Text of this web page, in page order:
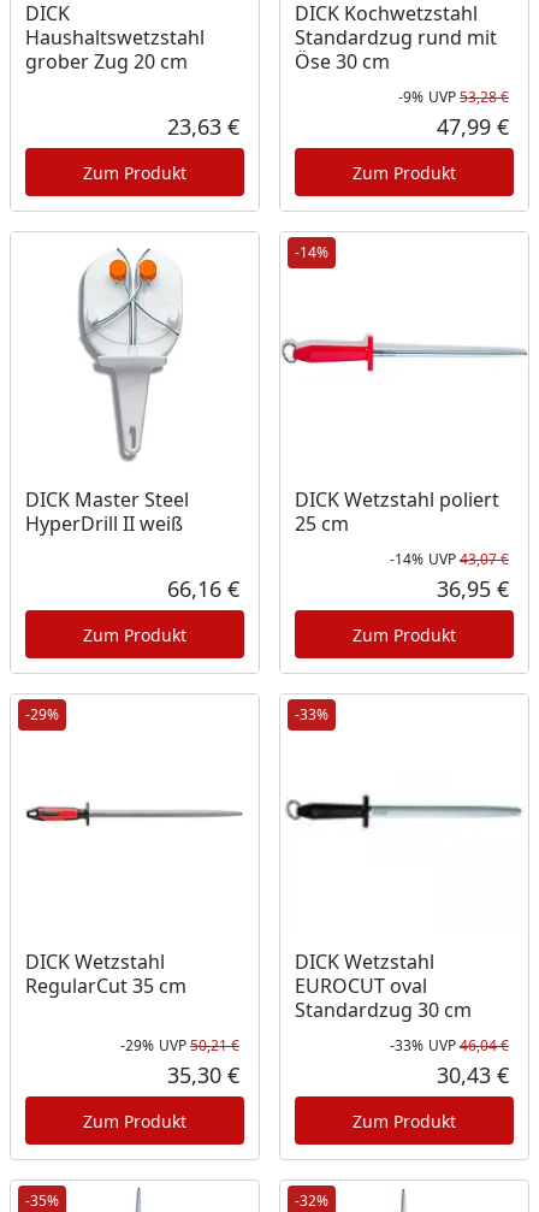
DICK
Haushaltswetzstahl
grober Zug 20 cm
Aktueller Preis
23,63 €
Zum Produkt
DICK Kochwetzstahl
Standardzug rund mit
Öse 30 cm
-9% UVP53,28 €
47,99 €
Zum Produkt
DICK Master Steel
HyperDrill II weiß
Aktueller Preis
66,16 €
Zum Produkt
-14%
DICK Wetzstahl poliert
25 cm
-14% UVP43,07 €
36,95 €
Zum Produkt
-29%
DICK Wetzstahl
RegularCut 35 cm
Rabatt in Prozent
-29%
Ursprünglicher Preis
UVP50,21 €
Aktueller Preis
35,30 €
Zum Produkt
-33%
DICK Wetzstahl
EUROCUT oval
Standardzug 30 cm
-33% UVP46,04 €
30,43 €
Zum Produkt
-35% -32%